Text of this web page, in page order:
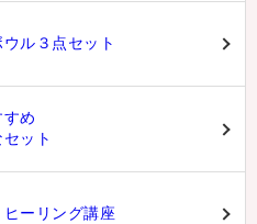
ル３点セット
め
ット
ーリング講座